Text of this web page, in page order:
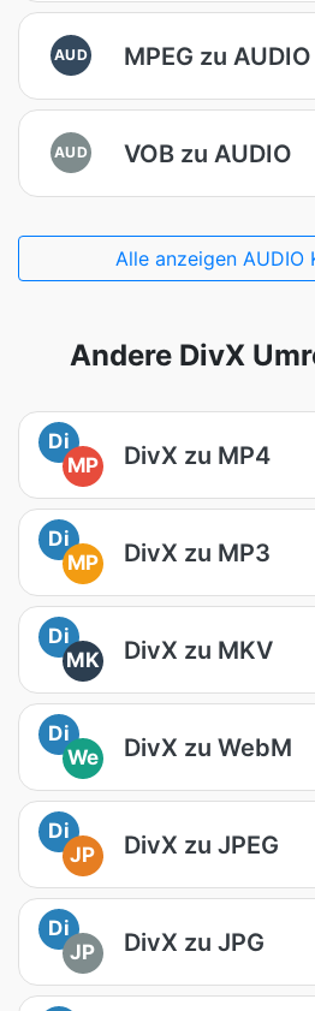
AUD MPEG zu AUDIO
AUD VOB zu AUDIO
Alle anzeigen
Andere DivX
Di
MP
DivX zu MP4
Di
MP
DivX zu MP3
Di
MK
DivX zu MKV
Di
We
DivX zu WebM
Di
JP
DivX zu JPEG
Di
JP
DivX zu JPG